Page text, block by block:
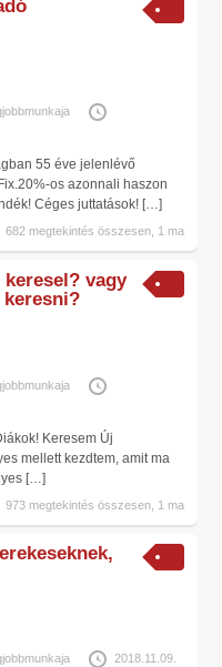
55 éve jelenlévő
os azonnali haszon
Céges juttatások! […]
682 megtekintés összesen, 1 ma
vagy
keresni?
Keresem Új
mellett kezdtem, amit ma
[…]
973 megtekintés összesen, 1 ma
2018.11.09.